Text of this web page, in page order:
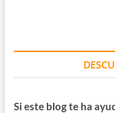
Si este blog te ha